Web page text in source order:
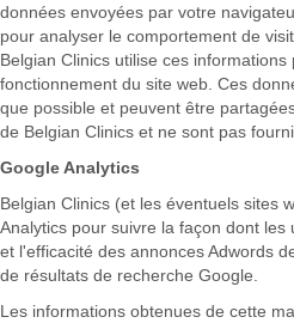
données envoyées par votre
pour analyser le comportement de
Belgian Clinics utilise ces informations
fonctionnement du site web. Ces
que possible et peuvent être
de Belgian Clinics et ne sont pas
Google Analytics
Belgian Clinics (et les éventuels sites
Analytics pour suivre la façon dont les
et l'efficacité des annonces Adwords
de résultats de recherche Google.
Les informations obtenues de cette